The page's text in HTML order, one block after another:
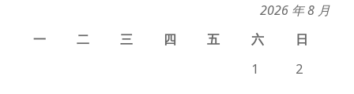
2026 年 8 月
一
二 三 四 五 六
日
1
2